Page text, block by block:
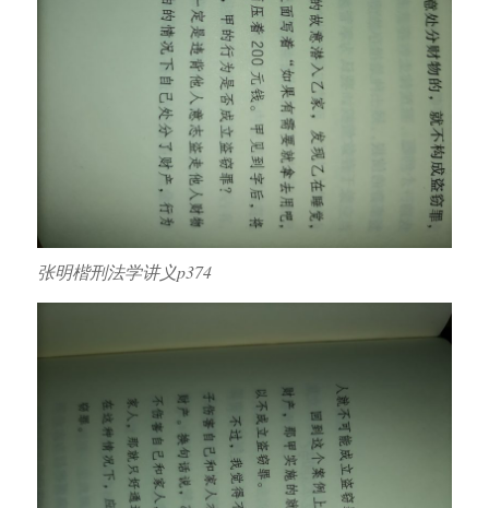
张明楷刑法学讲义p374